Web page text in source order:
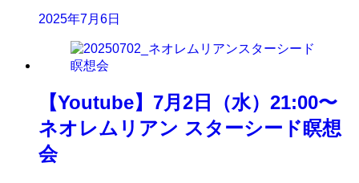
2025年7月6日
【Youtube】7月2日（水）21:00〜
ネオレムリアン スターシード瞑想
会